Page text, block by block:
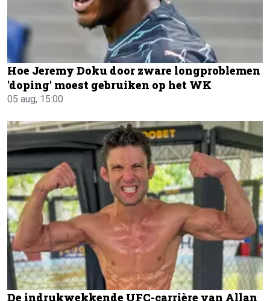
Hoe Jeremy Doku door zware longproblemen
'doping' moest gebruiken op het WK
05 aug, 15:00
De indrukwekkende UFC-carrière van Allan